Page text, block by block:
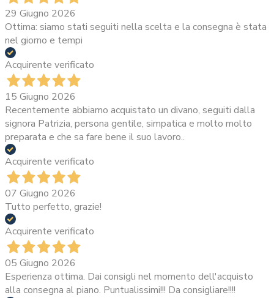
29 Giugno 2026
Ottima: siamo stati seguiti nella scelta e la consegna è stata
nel giorno e tempi
Acquirente verificato
15 Giugno 2026
Recentemente abbiamo acquistato un divano, seguiti dalla
signora Patrizia, persona gentile, simpatica e molto molto
preparata e che sa fare bene il suo lavoro..
Acquirente verificato
07 Giugno 2026
Tutto perfetto, grazie!
Acquirente verificato
05 Giugno 2026
Esperienza ottima. Dai consigli nel momento dell'acquisto
alla consegna al piano. Puntualissimi!!! Da consigliare!!!!